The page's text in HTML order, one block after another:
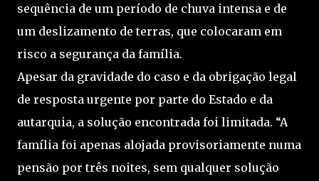
sequência de um período de chuva intensa e de
um deslizamento de terras, que colocaram em
risco a segurança da família.
Apesar da gravidade do caso e da obrigação legal
de resposta urgente por parte do Estado e da
autarquia, a solução encontrada foi limitada. “A
família foi apenas alojada provisoriamente numa
pensão por três noites, sem qualquer solução